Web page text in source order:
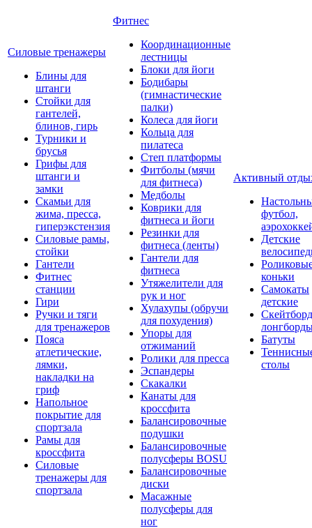
Силовые тренажеры
Блины для
штанги
Стойки для
гантелей,
блинов, гирь
Турники и
брусья
Грифы для
штанги и
замки
Скамьи для
жима, пресса,
гиперэкстензия
Силовые рамы,
стойки
Гантели
Фитнес
станции
Гири
Ручки и тяги
для тренажеров
Пояса
атлетические,
лямки,
накладки на
гриф
Напольное
покрытие для
спортзала
Рамы для
кроссфита
Силовые
тренажеры для
спортзала
Фитнес
Координационные
лестницы
Блоки для йоги
Бодибары
(гимнастические
палки)
Колеса для йоги
Кольца для
пилатеса
Степ платформы
Фитболы (мячи
для фитнеса)
Медболы
Коврики для
фитнеса и йоги
Резинки для
фитнеса (ленты)
Гантели для
фитнеса
Утяжелители для
рук и ног
Хулахупы (обручи
для похудения)
Упоры для
отжиманий
Ролики для пресса
Эспандеры
Скакалки
Канаты для
кроссфита
Балансировочные
подушки
Балансировочные
полусферы BOSU
Балансировочные
диски
Масажные
полусферы для
ног
Активный
футбол,
Детские
коньки
Самокаты
детские
Батуты
столы